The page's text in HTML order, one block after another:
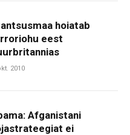
hoiatab
eest
2010
Afganistani
ei